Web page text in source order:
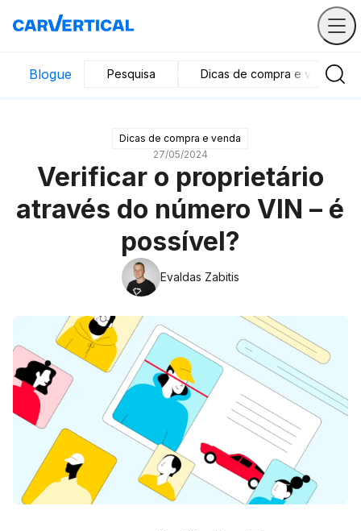
Blogue Pesquisa Dicas de compra e venda
Dicas de compra e venda
27/05/2024
Verificar o proprietário
através do número VIN – é
possível?
Evaldas Zabitis